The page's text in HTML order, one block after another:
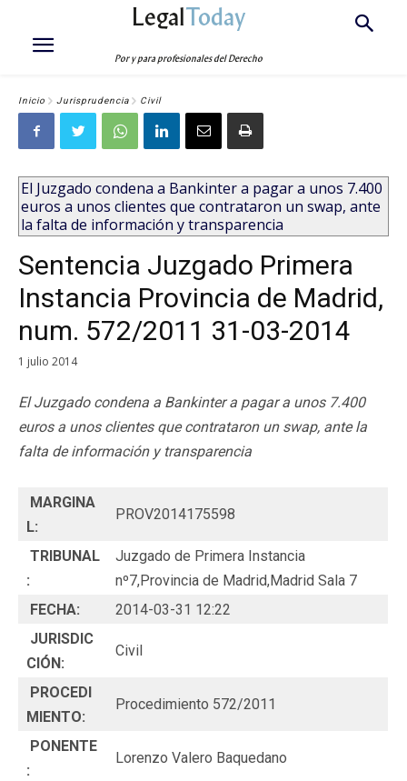
LegalToday
Por y para profesionales del Derecho
Inicio Jurisprudencia Civil
El Juzgado condena a Bankinter a pagar a unos 7.400
euros a unos clientes que contrataron un swap, ante
la falta de información y transparencia
Sentencia Juzgado Primera
Instancia Provincia de Madrid,
num. 572/2011 31-03-2014
1 julio 2014
El Juzgado condena a Bankinter a pagar a unos 7.400
euros a unos clientes que contrataron un swap, ante la
falta de información y transparencia
MARGINA
L:
PROV2014175598
TRIBUNAL
:
Juzgado de Primera Instancia
nº7,Provincia de Madrid,Madrid Sala 7
FECHA:
2014-03-31 12:22
JURISDIC
CIÓN:
Civil
PROCEDI
MIENTO:
Procedimiento 572/2011
PONENTE
:
Lorenzo Valero Baquedano